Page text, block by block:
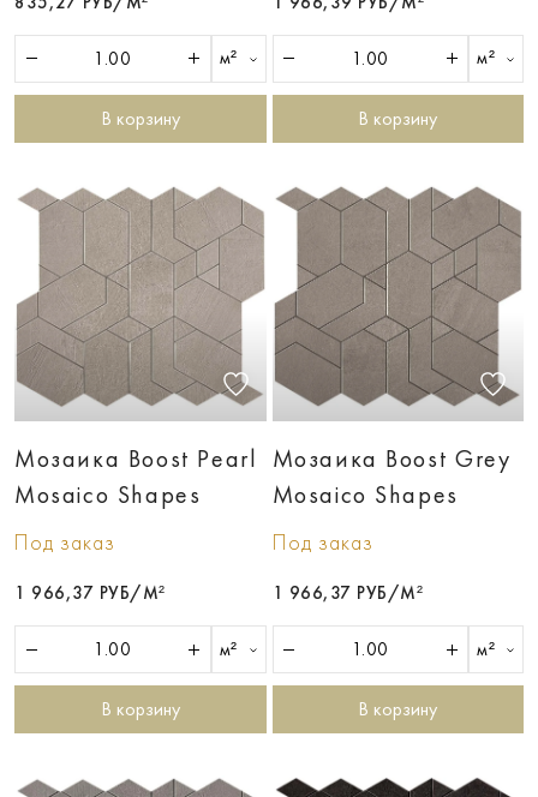
м²
В корзину
м²
В корзину
Мозаика Boost Pearl
Mosaico Shapes
Под заказ
1 966,37 РУБ/М²
м²
В корзину
Мозаика Boost Grey
Mosaico Shapes
Под заказ
1 966,37 РУБ/М²
м²
В корзину